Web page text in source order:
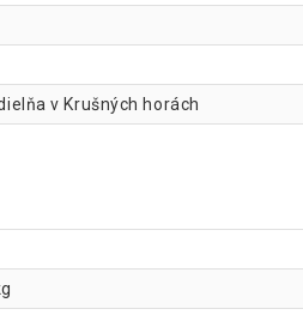
v Krušných horách